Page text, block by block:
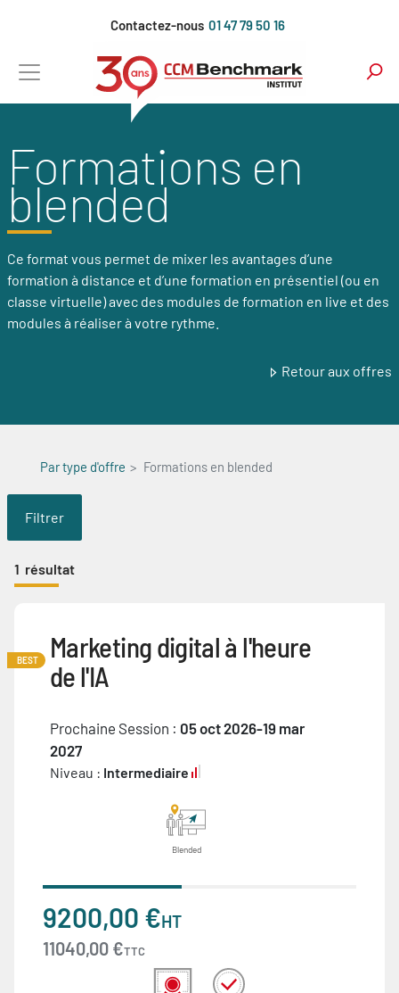
principal
Contactez-nous 01 47 79 50 16
Formations en
blended
Ce format vous permet de mixer les avantages d’une
formation à distance et d’une formation en présentiel (ou en
classe virtuelle) avec des modules de formation en live et des
modules à réaliser à votre rythme.
Retour aux offres
Par type d'offre Formations en blended
Filtrer
1 résultat
BEST
Marketing digital à l'heure
de l'IA
Prochaine Session : 05 oct 2026-19 mar
2027
Niveau : Intermediaire
Blended
9200,00 €HT
11040,00 €TTC